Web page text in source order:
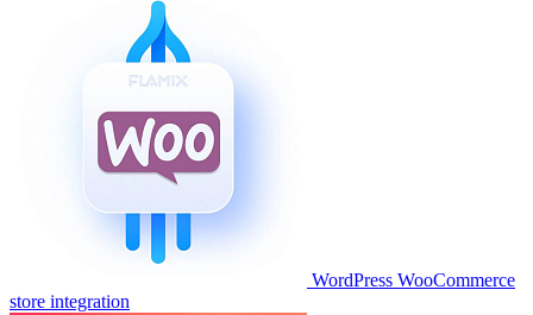
WordPress WooCommerce
store integration